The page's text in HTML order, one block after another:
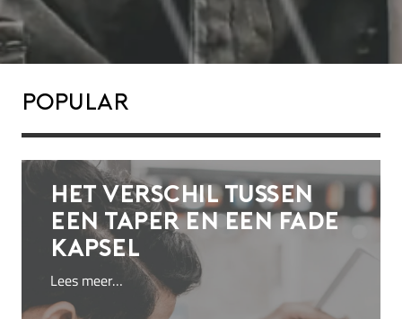
Popular
Het verschil tussen
een taper en een fade
kapsel
Lees meer…